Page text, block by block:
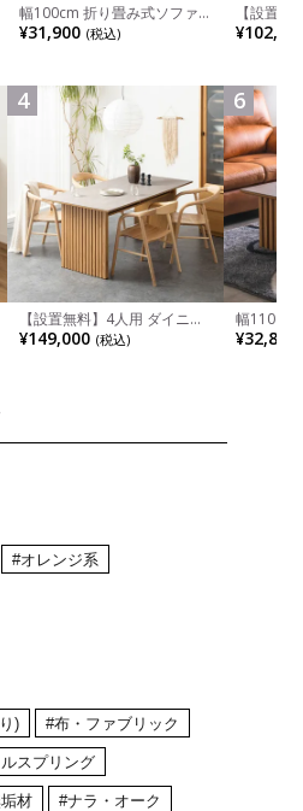
幅100cm 折り畳み式ソファ
ベッド コンパクト リクライ
ニング カウチスタイル 省ス
¥31,900 (税込)
4
【設置無料】4人用 ダイニン
グテーブルセット 5点 LUGA
セラミックテーブル おしゃれ
¥149,000 (税込)
【設置
チンカウ
板 引き出
れ ウッデ
ル グレー
6
幅110cm
木目調 リ
付き 長方
¥32,800
#オレンジ系
) #布・ファブリック
スプリング
材 #ナラ・オーク